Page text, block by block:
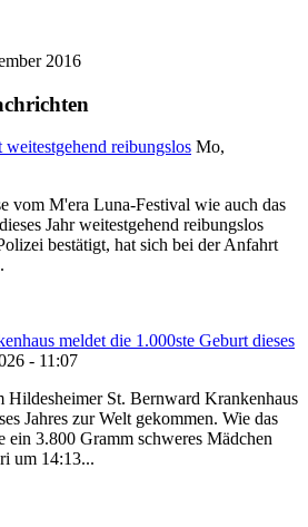
2016
reibungslos Mo,
vom M'era Luna-Festival wie auch das
Jahr weitestgehend reibungslos
bestätigt, hat sich bei der Anfahrt
meldet die 1.000ste Geburt dieses
- 11:07
Hildesheimer St. Bernward Krankenhaus
Jahres zur Welt gekommen. Wie das
ein 3.800 Gramm schweres Mädchen
um 14:13...